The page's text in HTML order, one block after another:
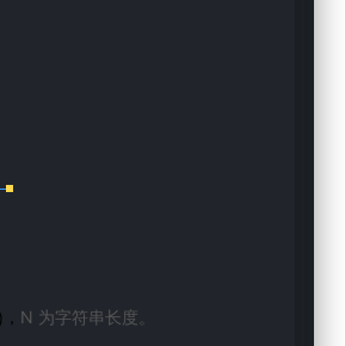
， N 为字符串长度。